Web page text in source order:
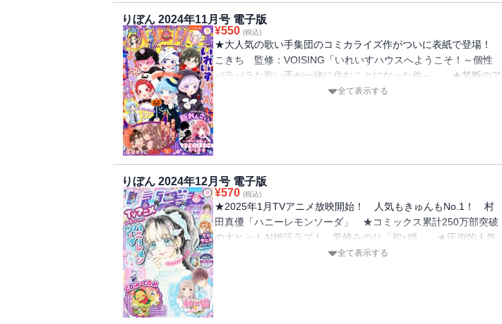
れいすハウスへようこそ！～個性バラバラな歌い手が一緒に住む
ことになった件～」 ★同級生同士の秘密の同居ライフ！ 行村
コウ「拾った戌井くんと恋をする」 ★注目ルーキーのハートフ
ル読みきり 浅漬くらげ「ときめきムーブ」
りぼん 2024年11月号 電子版
¥550 (税込)
★大人気の歌い手集団のコミカライズ作がついに表紙で登場！
こきち 監修：VOISING「いれいすハウスへようこそ！～個性
バラバラな歌い手が一緒に住むことになった件～」 ★禁断のア
クションファンタジー新れんさい かるき春「十字架にくちづ
人気の溺愛ファンタジー！ 巻頭カラー 朝香のりこ 原案：＊
あいら＊「絶世の悪女は魔王子さまに寵愛される」 ★傷ついた
元アイドルの運命は――!? 牧野あおい「さよならミニスカー
ト」 ★ピュア度1000％の初恋に話題集中！ 虹沢羽見「青に
落雷」 ★天使界隈ファンタジー こきち「えんじぇるめい
と」 ★同級生同士の秘密の同居ライフ！ 行村コウ「拾った戌
全て表示する
りぼん 2024年12月号 電子版
¥570 (税込)
★2025年1月TVアニメ放映開始！ 人気もきゅんもNo.1！ 村
田真優「ハニーレモンソーダ」 ★コミックス累計250万部突破
の大ヒットAI婚活ラブ！ 黒崎みのり「初×婚」 ★圧倒的人気
の溺愛ファンタジー！ 朝香のりこ 原案：＊あいら＊「絶世の
全て表示する